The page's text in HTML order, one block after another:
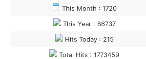
This Month : 1720
This Year : 86737
Hits Today : 215
Total Hits : 1773459